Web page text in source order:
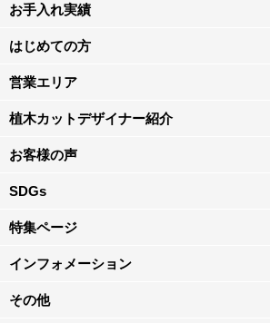
お手入れ実績
はじめての方
営業エリア
植木カットデザイナー紹介
お客様の声
SDGs
特集ページ
インフォメーション
その他